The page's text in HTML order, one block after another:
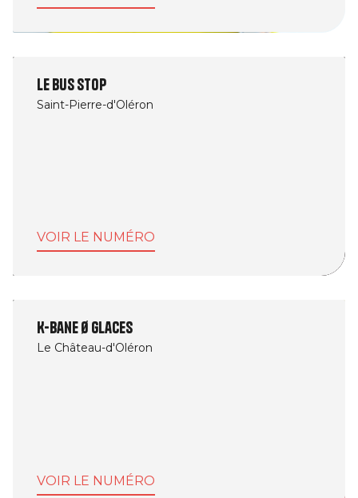
Le Bus Stop
Saint-Pierre-d'Oléron
VOIR LE NUMÉRO
K-Bane Ø Glaces
Le Château-d'Oléron
VOIR LE NUMÉRO